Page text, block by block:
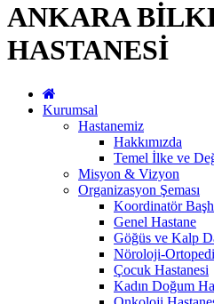
ANKARA
HASTANESİ
Kurumsal
Hastanemiz
Hakkımızda
Temel İlke ve
Misyon & Vizyon
Organizasyon Şeması
Koordinatör
Genel Hastane
Göğüs ve Kalp
Nöroloji-
Çocuk Hastanesi
Kadın Doğum